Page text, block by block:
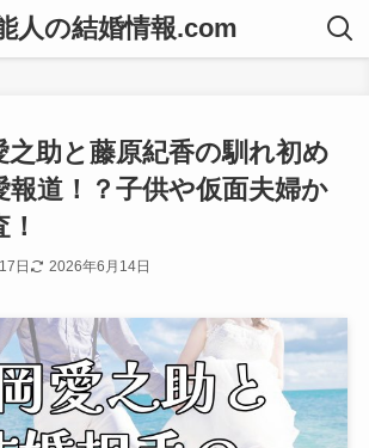
人の結婚情報.com
之助と藤原紀香の馴れ初め
報道！？子供や仮面夫婦か
日 2026年6月14日